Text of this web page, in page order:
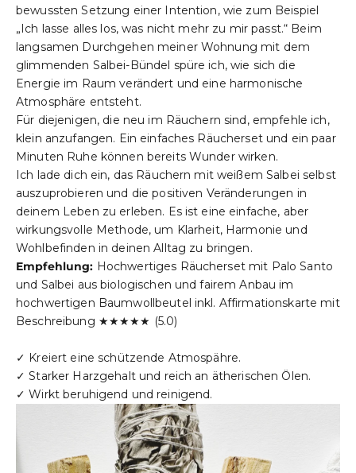
bewussten Setzung einer Intention, wie zum Beispiel
„Ich lasse alles los, was nicht mehr zu mir passt.“ Beim
langsamen Durchgehen meiner Wohnung mit dem
glimmenden Salbei-Bündel spüre ich, wie sich die
Energie im Raum verändert und eine harmonische
Atmosphäre entsteht.
Für diejenigen, die neu im Räuchern sind, empfehle ich,
klein anzufangen. Ein einfaches Räucherset und ein paar
Minuten Ruhe können bereits Wunder wirken.
Ich lade dich ein, das Räuchern mit weißem Salbei selbst
auszuprobieren und die positiven Veränderungen in
deinem Leben zu erleben. Es ist eine einfache, aber
wirkungsvolle Methode, um Klarheit, Harmonie und
Wohlbefinden in deinen Alltag zu bringen.
Empfehlung: Hochwertiges Räuchersetmit Palo Santo
und Salbei aus biologischen und fairem Anbau im
hochwertigen Baumwollbeutel inkl. Affirmationskarte mit
Beschreibung ★★★★★ (5.0)
✓ Kreiert eine schützende Atmospähre.
✓ Starker Harzgehalt und reich an ätherischen Ölen.
✓ Wirkt beruhigend und reinigend.